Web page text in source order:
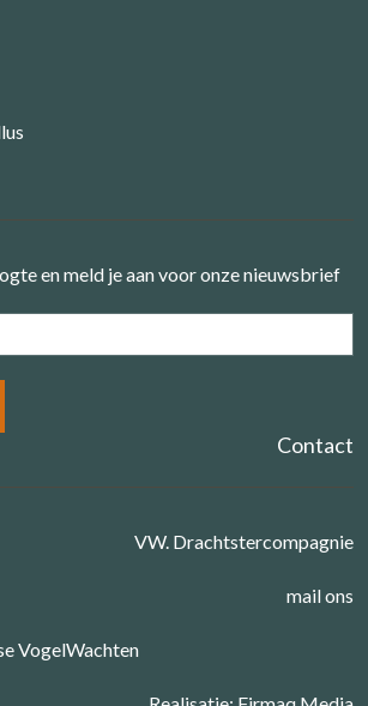
en meld je aan voor onze nieuwsbrief
Contact
VW. Drachtstercompagnie
mail ons
VogelWachten